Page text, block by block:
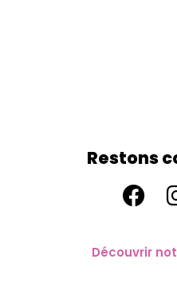
Restons
Découvrir